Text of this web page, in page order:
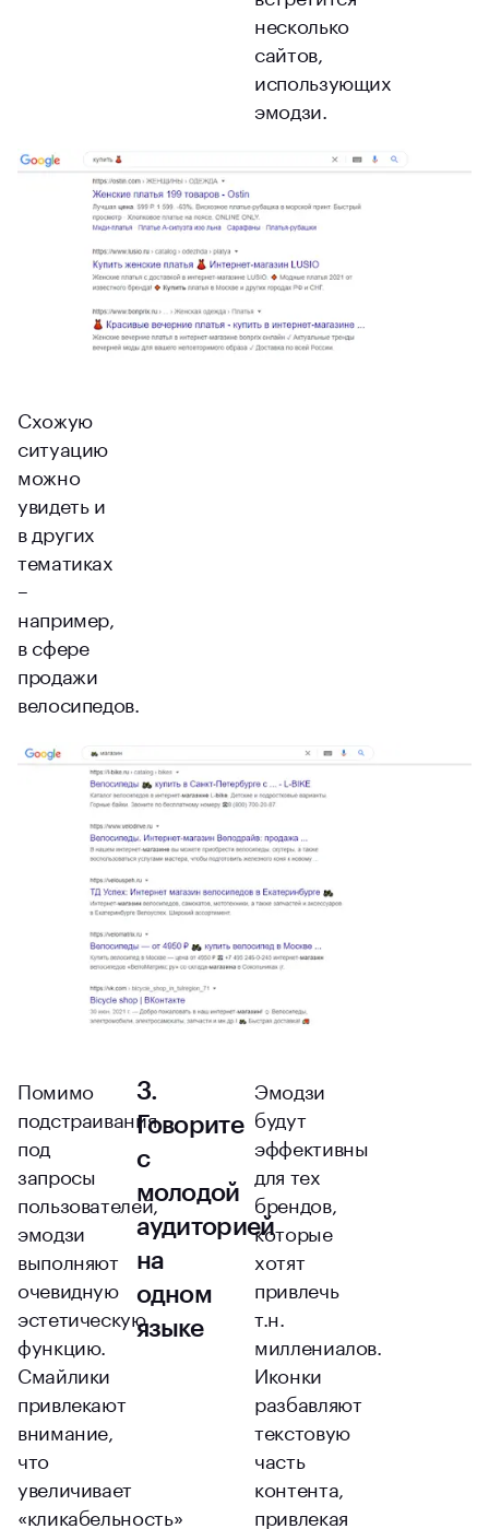
несколько
сайтов,
использующих
эмодзи.
Схожую
ситуацию
можно
увидеть и
в других
тематиках
–
например,
в сфере
продажи
велосипедов.
Помимо
подстраивания
под
запросы
пользователей,
эмодзи
выполняют
очевидную
эстетическую
функцию.
Смайлики
привлекают
внимание,
что
увеличивает
«кликабельность»
3.
Говорите
с
молодой
аудиторией
на
одном
языке
Эмодзи
будут
эффективны
для тех
брендов,
которые
хотят
привлечь
т.н.
миллениалов.
Иконки
разбавляют
текстовую
часть
контента,
привлекая